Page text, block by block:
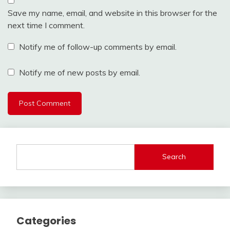
Save my name, email, and website in this browser for the
next time I comment.
Notify me of follow-up comments by email.
Notify me of new posts by email.
Search
Categories